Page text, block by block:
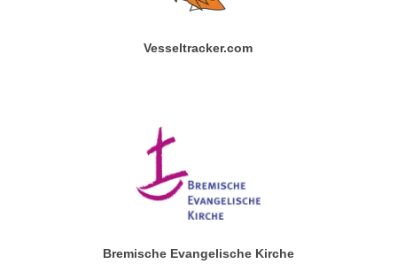
Vesseltracker.com
Bremische Evangelische Kirche